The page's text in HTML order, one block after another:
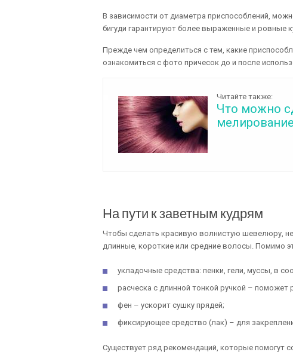
В зависимости от диаметра приспособлений,
бигуди гарантируют более выраженные и ровные
Прежде чем определиться с тем, какие
ознакомиться с фото причесок до и после
Читайте также:
Что можно
На пути к заветным кудрям
Чтобы сделать красивую волнистую шевелюру,
длинные, короткие или средние волосы. Помимо
укладочные средства: пенки, гели, муссы, в
расческа с длинной тонкой ручкой – поможет
фен – ускорит сушку прядей;
фиксирующее средство (лак) – для
Существует ряд рекомендаций, которые помогут